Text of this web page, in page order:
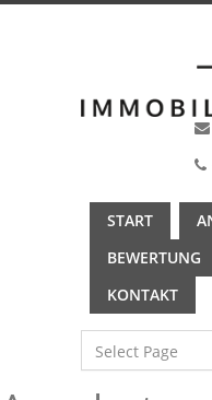
START
BEWERTUNG
KONTAKT